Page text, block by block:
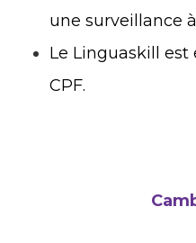
une surveillance
Le Linguaskill
CPF.